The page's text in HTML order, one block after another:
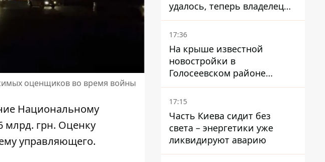
оценщиков во время войны
Национальному
млрд. грн. Оценку
управляющего.
удалось, теперь владелец
их просто закроет
17:36
На крыше известной
новостройки в
Голосеевском районе
разбивают парк площадью
в гектар
17:15
Часть Киева сидит без
света – энергетики уже
ликвидируют аварию